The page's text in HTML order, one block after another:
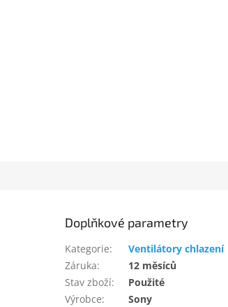
Doplňkové parametry
Kategorie:
Ventilátory chlazení
Záruka:
12 měsíců
Stav zboží:
Použité
Výrobce: Sony